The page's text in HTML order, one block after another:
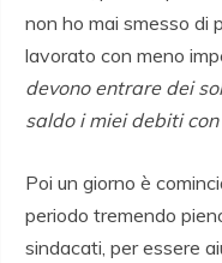
non ho mai smesso di
lavorato con meno
devono entrare dei
saldo i miei debiti con
Poi un giorno è
periodo tremendo
sindacati, per essere